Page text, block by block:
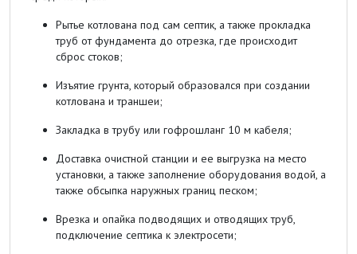
Рытье котлована под сам септик, а также прокладка
труб от фундамента до отрезка, где происходит
сброс стоков;
Изъятие грунта, который образовался при создании
котлована и траншеи;
Закладка в трубу или гофрошланг 10 м кабеля;
Доставка очистной станции и ее выгрузка на место
установки, а также заполнение оборудования водой, а
также обсыпка наружных границ песком;
Врезка и опайка подводящих и отводящих труб,
подключение септика к электросети;